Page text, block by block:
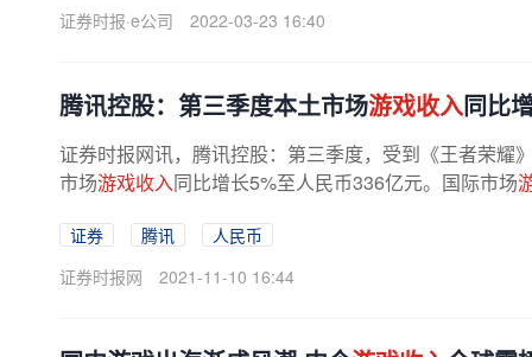
证券时报·e公司
2022-03-23 16:40
腾讯控股：第三季度本土市场游戏收入同比
证券时报网讯，腾讯控股：第三季度，受到《王者荣耀
市场游戏收入同比增长5%至人民币336亿元。国际市场
证券 腾讯
人民币
证券时报网
2021-11-10 16:44